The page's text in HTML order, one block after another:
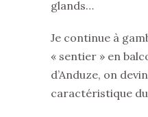
glands…
Je continue à
« sentier » en
d’Anduze, on
caractéristique du